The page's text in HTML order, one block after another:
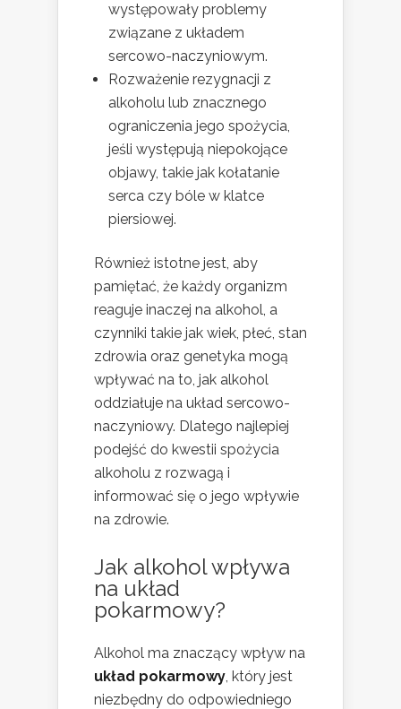
występowały problemy
związane z układem
sercowo-naczyniowym.
Rozważenie rezygnacji z
alkoholu lub znacznego
ograniczenia jego spożycia,
jeśli występują niepokojące
objawy, takie jak kołatanie
serca czy bóle w klatce
piersiowej.
Również istotne jest, aby
pamiętać, że każdy organizm
reaguje inaczej na alkohol, a
czynniki takie jak wiek, płeć, stan
zdrowia oraz genetyka mogą
wpływać na to, jak alkohol
oddziałuje na układ sercowo-
naczyniowy. Dlatego najlepiej
podejść do kwestii spożycia
alkoholu z rozwagą i
informować się o jego wpływie
na zdrowie.
Jak alkohol wpływa
na układ
pokarmowy?
Alkohol ma znaczący wpływ na
układ pokarmowy, który jest
niezbędny do odpowiedniego